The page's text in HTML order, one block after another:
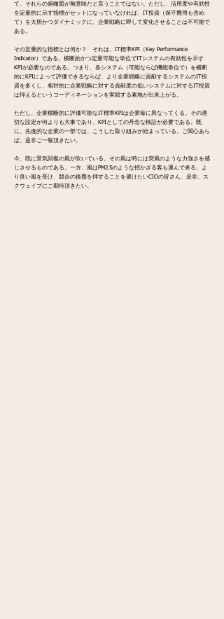
て、それらの俯瞰図が無意味だと言うことではない。ただし、活用度や有効性
を定量的に示す指標がセットになっていなければ、IT投資（保守費用も含め
て）を大胆かつダイナミックに、企業戦略に即して変化させることは不可能で
ある。
その定量的な指標とは何か？ それは、IT標準KPI（Key Performance
Indicator）である。横断的かつ定量可能な単位でITシステムの有効性を示す
KPIが必要なのである。つまり、各システム（可能ならば機能単位で）を横断
的にKPIによって評価できるならば、より企業戦略に貢献するシステムのIT投
資を多くし、相対的に企業戦略に対する貢献度の低いシステムに対するIT投資
は抑えるというコーディネーションを実戦する素地が出来上がる。
ただし、企業横断的に評価可能なIT標準KPIは企業毎に異なってくる。その適
切な設定が何よりも大事であり、KPIとしての丹念な検証が必要である。既
に、先進的な企業の一部では、こうした取り組みが始まっている。ご関心あら
ば、是非ご一報頂きたい。
今、既に景気回復の風が吹いている。その風は時には突風のような力強さを感
じさせるものである。一方、風はPM2.5のような招かざる客も運んで来る。よ
り良い風を受け、競合の後塵を拝することを避けたいCIOの皆さん、是非、ス
クウェイブにご期待頂きたい。